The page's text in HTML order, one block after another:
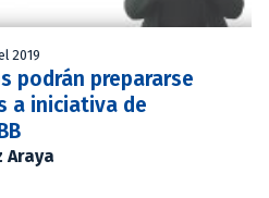
2019
podrán prepararse
a iniciativa de
Araya